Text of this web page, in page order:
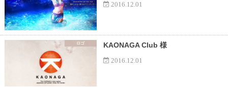
2016.12.01
ロゴ KAONAGA Club 様
2016.12.01